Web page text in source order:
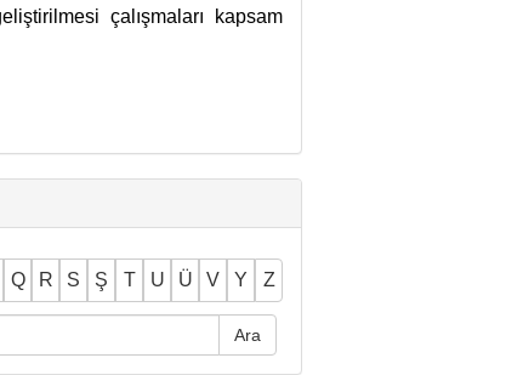
çalışmaları kapsam
Q R S Ş T U Ü V Y Z